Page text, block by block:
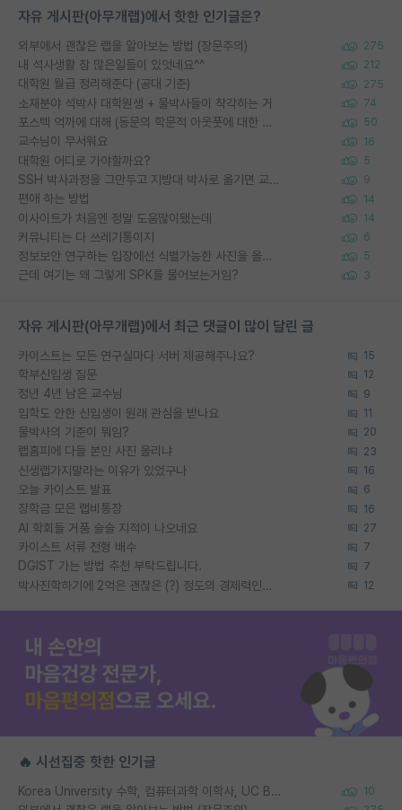
자유 게시판(아무개랩)에서 핫한 인기글은?
외부에서 괜찮은 랩을 알아보는 방법 (장문주의) 275
내 석사생활 참 많은일들이 있엇네요^^ 212
대학원 월급 정리해준다 (공대 기준) 275
소재분야 석박사 대학원생 + 물박사들이 착각하는 거 74
포스텍 억까에 대해 (동문의 학문적 아웃풋에 대한 반박) 50
교수님이 무서워요 16
대학원 어디로 가야할까요? 5
SSH 박사과정을 그만두고 지방대 박사로 옮기면 교수의 꿈은 끝일까요? 9
편애 하는 방법 14
이사이트가 처음엔 정말 도움많이됐는데 14
커뮤니티는 다 쓰레기통이지 6
정보보안 연구하는 입장에선 식별가능한 사진을 올리는건 비추이긴함 5
근데 여기는 왜 그렇게 SPK를 물어보는거임? 3
자유 게시판(아무개랩)에서 최근 댓글이 많이 달린 글
카이스트는 모든 연구실마다 서버 제공해주나요? 15
학부신입생 질문 12
정년 4년 남은 교수님 9
입학도 안한 신입생이 원래 관심을 받나요 11
물박사의 기준이 뭐임? 20
랩홈피에 다들 본인 사진 올리냐 23
신생랩가지말라는 이유가 있었구나 16
오늘 카이스트 발표 6
장학금 모은 랩비통장 16
AI 학회들 거품 슬슬 지적이 나오네요 27
카이스트 서류 전형 배수 7
DGIST 가는 방법 추천 부탁드립니다. 7
박사진학하기에 2억은 괜찮은 (?) 정도의 경제력인가요 12
🔥 시선집중 핫한 인기글
Korea University 수학, 컴퓨터과학 이학사, UC Berkeley 산업공학 대학원 공학박사가 되는 것은 쉽지 않겠죠? 10